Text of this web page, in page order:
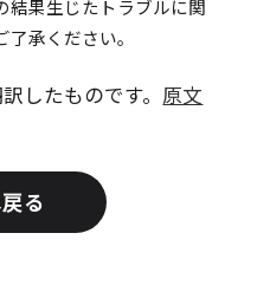
結果生じたトラブルに関
承ください。
したものです。 原文
る